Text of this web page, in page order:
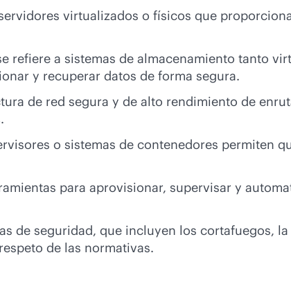
virtualizados o físicos que
refiere a sistemas de almacenamiento tanto
y recuperar datos de forma segura.
de red segura y de alto rendimiento de
o sistemas de contenedores permiten
para aprovisionar, supervisar y
de seguridad, que incluyen los cortafuegos,
de las normativas.